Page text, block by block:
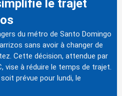
le trajet
du métro de Santo Domingo
sans avoir à changer de
Cette décision, attendue par
vise à réduire le temps de trajet.
prévue pour lundi, le